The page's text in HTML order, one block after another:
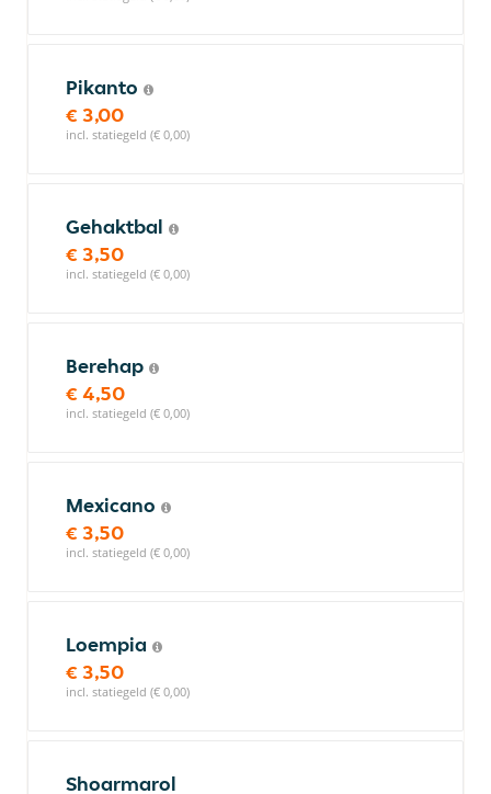
Pikanto
€ 3,00
incl. statiegeld (€ 0,00)
Gehaktbal
€ 3,50
incl. statiegeld (€ 0,00)
Berehap
€ 4,50
incl. statiegeld (€ 0,00)
Mexicano
€ 3,50
incl. statiegeld (€ 0,00)
Loempia
€ 3,50
incl. statiegeld (€ 0,00)
Shoarmarol